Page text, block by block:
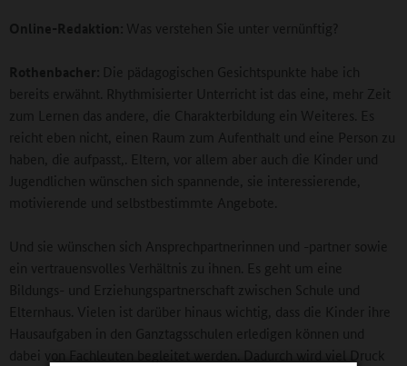
Online-Redaktion: Was verstehen Sie unter vernünftig?
Rothenbacher: Die pädagogischen Gesichtspunkte habe ich
bereits erwähnt. Rhythmisierter Unterricht ist das eine, mehr Zeit
zum Lernen das andere, die Charakterbildung ein Weiteres. Es
reicht eben nicht, einen Raum zum Aufenthalt und eine Person zu
haben, die aufpasst,. Eltern, vor allem aber auch die Kinder und
Jugendlichen wünschen sich spannende, sie interessierende,
motivierende und selbstbestimmte Angebote.
Und sie wünschen sich Ansprechpartnerinnen und -partner sowie
ein vertrauensvolles Verhältnis zu ihnen. Es geht um eine
Bildungs- und Erziehungspartnerschaft zwischen Schule und
Elternhaus. Vielen ist darüber hinaus wichtig, dass die Kinder ihre
Hausaufgaben in den Ganztagsschulen erledigen können und
dabei von Fachleuten begleitet werden. Dadurch wird viel Druck